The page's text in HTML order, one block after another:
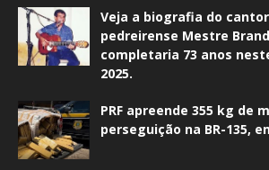
Veja a biografia do
pedreirense Mestre
completaria 73 anos
2025.
PRF apreende 355 kg de
perseguição na BR-135,